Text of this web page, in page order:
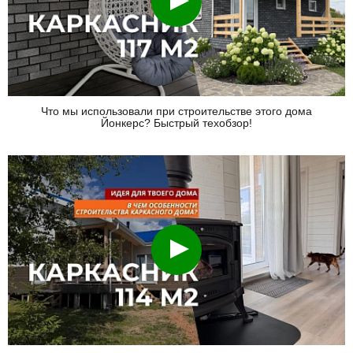
Что мы использовали при строительстве этого дома
Йонкерс? Быстрый техобзор!
Смотреть